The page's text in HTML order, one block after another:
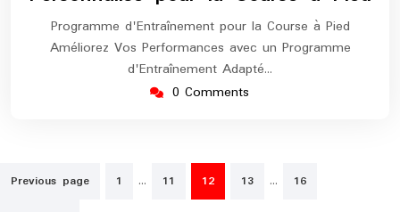
Programme d'Entraînement pour la Course à Pied
Améliorez Vos Performances avec un Programme
d'Entraînement Adapté…
0 Comments
Pagination
Previous page 1 … 11 12 13 …
16